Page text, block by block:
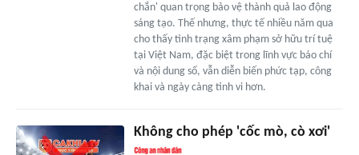
chắn' quan trọng bảo vệ thành quả lao động
sáng tạo. Thế nhưng, thực tế nhiều năm qua
cho thấy tình trạng xâm phạm sở hữu trí tuệ
tại Việt Nam, đặc biệt trong lĩnh vực báo chí
và nội dung số, vẫn diễn biến phức tạp, công
khai và ngày càng tinh vi hơn.
Không cho phép 'cốc mò, cò xơi'